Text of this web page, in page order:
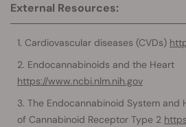
External Resources:
Cardiovascular diseases (CVDs)
Endocannabinoids and the Heart
https://www.ncbi.nlm.nih.gov
The Endocannabinoid System and
of Cannabinoid Receptor Type 2